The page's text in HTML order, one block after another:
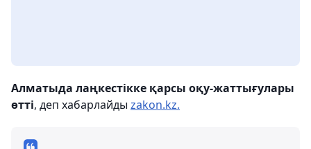
Алматыда лаңкестікке қарсы оқу-жаттығулары
өтті, деп хабарлайды zakon.kz.